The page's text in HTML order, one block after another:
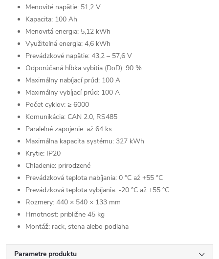
Menovité napätie: 51,2 V
Kapacita: 100 Ah
Menovitá energia: 5,12 kWh
Využiteľná energia: 4,6 kWh
Prevádzkové napätie: 43,2 – 57,6 V
Odporúčaná hĺbka vybitia (DoD): 90 %
Maximálny nabíjací prúd: 100 A
Maximálny vybíjací prúd: 100 A
Počet cyklov: ≥ 6000
Komunikácia: CAN 2.0, RS485
Paralelné zapojenie: až 64 ks
Maximálna kapacita systému: 327 kWh
Krytie: IP20
Chladenie: prirodzené
Prevádzková teplota nabíjania: 0 °C až +55 °C
Prevádzková teplota vybíjania: -20 °C až +55 °C
Rozmery: 440 × 540 × 133 mm
Hmotnosť: približne 45 kg
Montáž: rack, stena alebo podlaha
Parametre produktu